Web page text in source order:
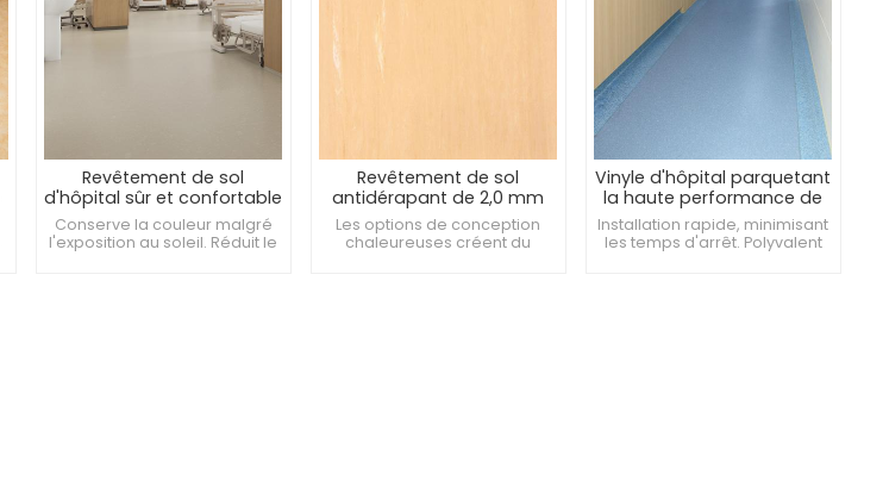
Revêtement de sol
d'hôpital sûr et confortable
de 3 mm
Conserve la couleur malgré
l'exposition au soleil. Réduit le
Revêtement de sol
antidérapant de 2,0 mm
de qualité hospitalière pour
des environnements sûrs
Les options de conception
chaleureuses créent du
Vinyle d'hôpital parquetant
la haute performance de
2,5 mm pour les
environnements de soins
Installation rapide, minimisant
les temps d'arrêt. Polyvalent